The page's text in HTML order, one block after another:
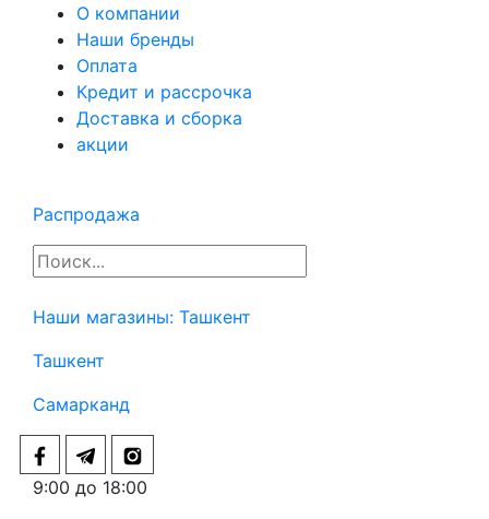
О компании
Наши бренды
Оплата
Кредит и рассрочка
Доставка и сборка
акции
Распродажа
Наши магазины: Ташкент
Ташкент
Самарканд
9:00 до 18:00